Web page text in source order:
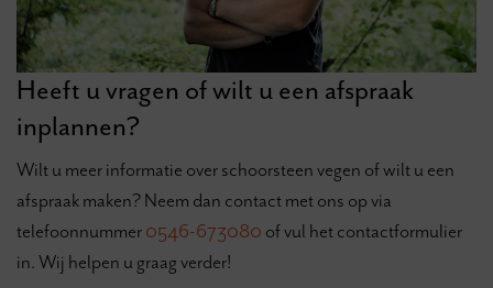
Heeft u vragen of wilt u een afspraak
inplannen?
Wilt u meer informatie over schoorsteen vegen of wilt u een
afspraak maken? Neem dan contact met ons op via
telefoonnummer0546-673080 of vul het contactformulier
in. Wij helpen u graag verder!